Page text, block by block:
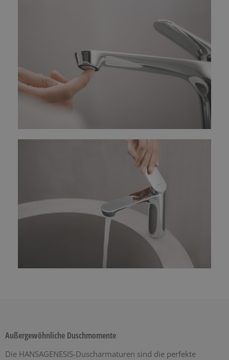
Außergewöhnliche Duschmomente
Die HANSAGENESIS-Duscharmaturen sind die perfekte